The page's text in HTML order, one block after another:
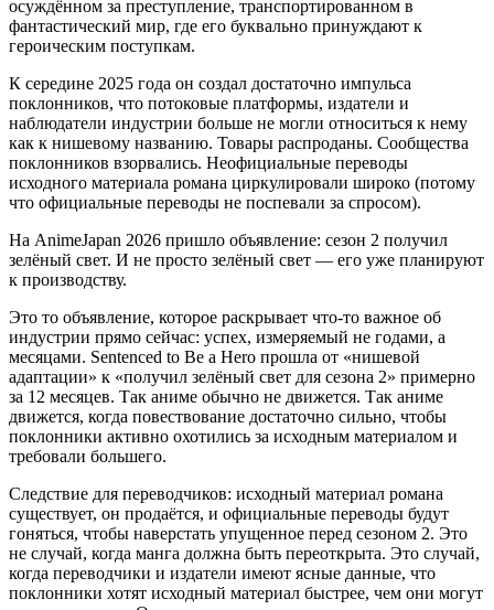
осуждённом за преступление, транспортированном в
фантастический мир, где его буквально принуждают к
героическим поступкам.
К середине 2025 года он создал достаточно импульса
поклонников, что потоковые платформы, издатели и
наблюдатели индустрии больше не могли относиться к нему
как к нишевому названию. Товары распроданы. Сообщества
поклонников взорвались. Неофициальные переводы
исходного материала романа циркулировали широко (потому
что официальные переводы не поспевали за спросом).
На AnimeJapan 2026 пришло объявление: сезон 2 получил
зелёный свет. И не просто зелёный свет — его уже планируют
к производству.
Это то объявление, которое раскрывает что-то важное об
индустрии прямо сейчас: успех, измеряемый не годами, а
месяцами. Sentenced to Be a Hero прошла от «нишевой
адаптации» к «получил зелёный свет для сезона 2» примерно
за 12 месяцев. Так аниме обычно не движется. Так аниме
движется, когда повествование достаточно сильно, чтобы
поклонники активно охотились за исходным материалом и
требовали большего.
Следствие для переводчиков: исходный материал романа
существует, он продаётся, и официальные переводы будут
гоняться, чтобы наверстать упущенное перед сезоном 2. Это
не случай, когда манга должна быть переоткрыта. Это случай,
когда переводчики и издатели имеют ясные данные, что
поклонники хотят исходный материал быстрее, чем они могут